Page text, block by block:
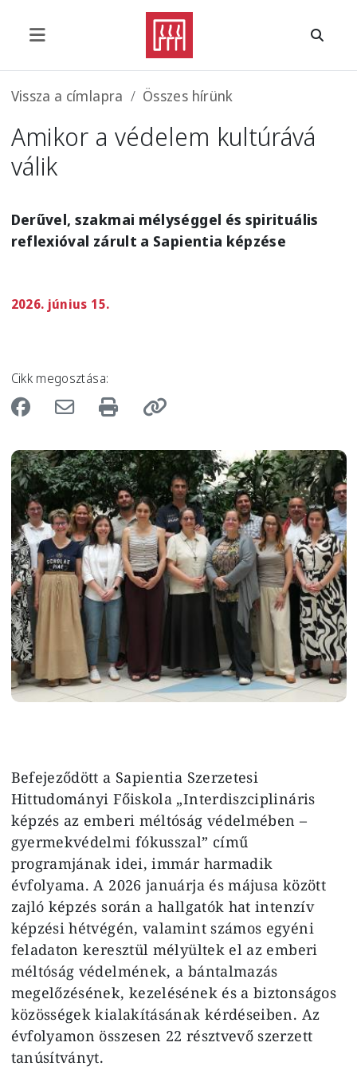
Morzsa
Vissza a címlapra Összes hírünk
Amikor a védelem kultúrává
válik
Derűvel, szakmai mélységgel és spirituális
reflexióval zárult a Sapientia képzése
2026. június 15.
Cikk megosztása:
Image
Befejeződött a Sapientia Szerzetesi
Hittudományi Főiskola „Interdiszciplináris
képzés az emberi méltóság védelmében –
gyermekvédelmi fókusszal” című
programjának idei, immár harmadik
évfolyama. A 2026 januárja és májusa között
zajló képzés során a hallgatók hat intenzív
képzési hétvégén, valamint számos egyéni
feladaton keresztül mélyültek el az emberi
méltóság védelmének, a bántalmazás
megelőzésének, kezelésének és a biztonságos
közösségek kialakításának kérdéseiben. Az
évfolyamon összesen 22 résztvevő szerzett
tanúsítványt.